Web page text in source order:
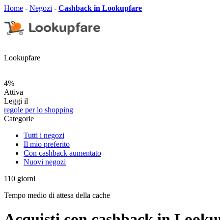
Home - Negozi - Cashback in Lookupfare
Lookupfare
4%
Attiva
Leggi il
regole per lo shopping
Categorie
Tutti i negozi
Il mio preferito
Con cashback aumentato
Nuovi negozi
110 giorni
Tempo medio di attesa della cache